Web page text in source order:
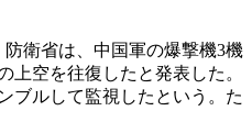
防衛省は、中国軍の爆撃機3機
上空を往復したと発表した。
ブルして監視したという。た